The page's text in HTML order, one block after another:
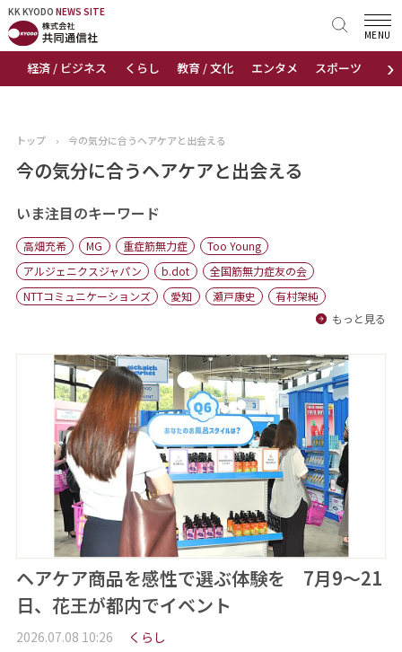
KK KYODO NEWS SITE
›
経済 / ビジネス くらし 教育 / 文化 エンタメ スポーツ 地域
MENU
KK KYODONEWS SITE
トップページ
ニュース
おすすめコンテンツ
出版物
会社概要
トップ › 今の気分に合うヘアケアと出会える
今の気分に合うヘアケアと出会える
いま注目のキーワード
高畑充希 MG 重症筋無力症
Too Young
アルジェニクスジャパン
b.dot
全国筋無力症友の会
NTTコミュニケーションズ
愛知 瀬戸康史
有村架純
もっと見る
ヘアケア商品を感性で選ぶ体験を 7月9～21
日、花王が都内でイベント
2026.07.08 10:26 くらし